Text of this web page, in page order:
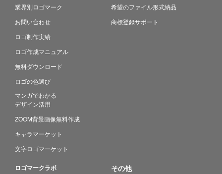
業界別ロゴマーク
お問い合わせ
ロゴ制作実績
ロゴ作成マニュアル
無料ダウンロード
ロゴの色選び
マンガでわかる
デザイン活用
ZOOM背景画像無料作成
キャラマーケット
文字ロゴマーケット
希望のファイル形式納品
商標登録サポート
ロゴマークラボ その他